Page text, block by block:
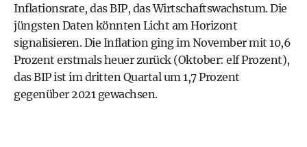
Inflationsrate, das BIP, das Wirtschaftswachstum. Die
jüngsten Daten könnten Licht am Horizont
signalisieren. Die Inflation ging im November mit 10,6
Prozent erstmals heuer zurück (Oktober: elf Prozent),
das BIP ist im dritten Quartal um 1,7 Prozent
gegenüber 2021 gewachsen.